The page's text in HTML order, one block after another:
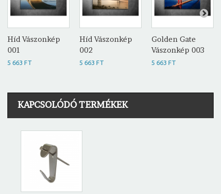
Híd Vászonkép
001
5 663 FT
Híd Vászonkép
002
5 663 FT
Golden Gate
Vászonkép 003
5 663 FT
KAPCSOLÓDÓ TERMÉKEK